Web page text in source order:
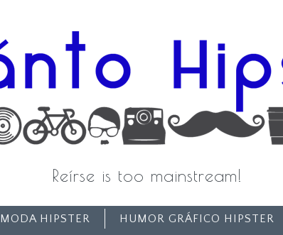
Reírse is too mainstream!
MODA HIPSTER HUMOR GRÁFICO HIPSTER